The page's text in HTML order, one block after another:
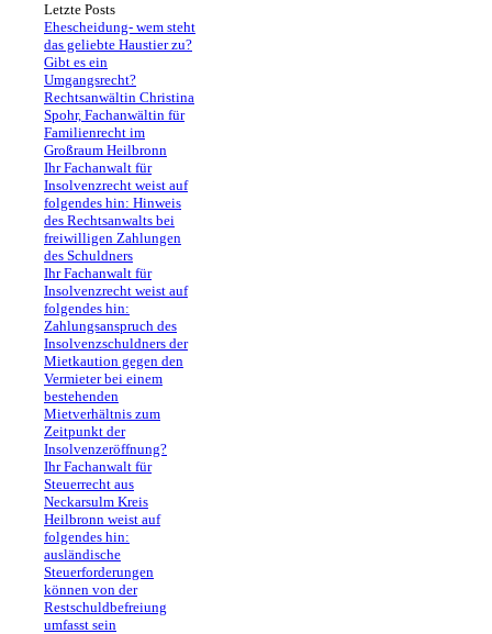
Letzte Posts
Ehescheidung- wem steht
das geliebte Haustier zu?
Gibt es ein
Umgangsrecht?
Rechtsanwältin Christina
Spohr, Fachanwältin für
Familienrecht im
Großraum Heilbronn
Ihr Fachanwalt für
Insolvenzrecht weist auf
folgendes hin: Hinweis
des Rechtsanwalts bei
freiwilligen Zahlungen
des Schuldners
Ihr Fachanwalt für
Insolvenzrecht weist auf
folgendes hin:
Zahlungsanspruch des
Insolvenzschuldners der
Mietkaution gegen den
Vermieter bei einem
bestehenden
Mietverhältnis zum
Zeitpunkt der
Insolvenzeröffnung?
Ihr Fachanwalt für
Steuerrecht aus
Neckarsulm Kreis
Heilbronn weist auf
folgendes hin:
ausländische
Steuerforderungen
können von der
Restschuldbefreiung
umfasst sein